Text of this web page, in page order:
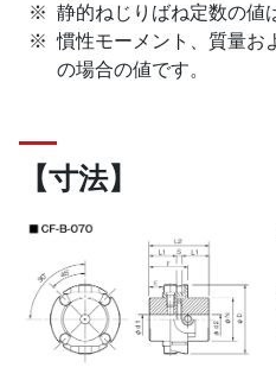
静的ねじりばね定数の値
慣性モーメント、質量お
の場合の値です。
【寸法】